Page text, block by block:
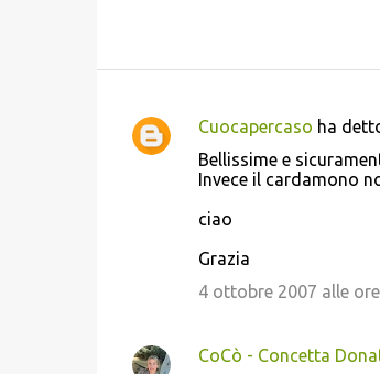
C
i
Cuocapercaso ha
Bellissime e
Invece il cardamono
ciao
Grazia
4 ottobre 2007 alle
CoCò - Concetta